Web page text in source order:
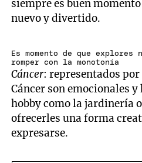
siempre es buen
nuevo y divertido.
Es momento de que explores
romper con la monotonía
Cáncer: representados
Cáncer son emocionales
hobby como la jardinería
ofrecerles una forma
expresarse.